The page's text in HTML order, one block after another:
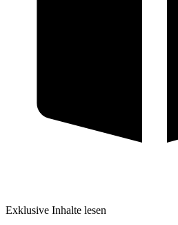
Exklusive Inhalte lesen